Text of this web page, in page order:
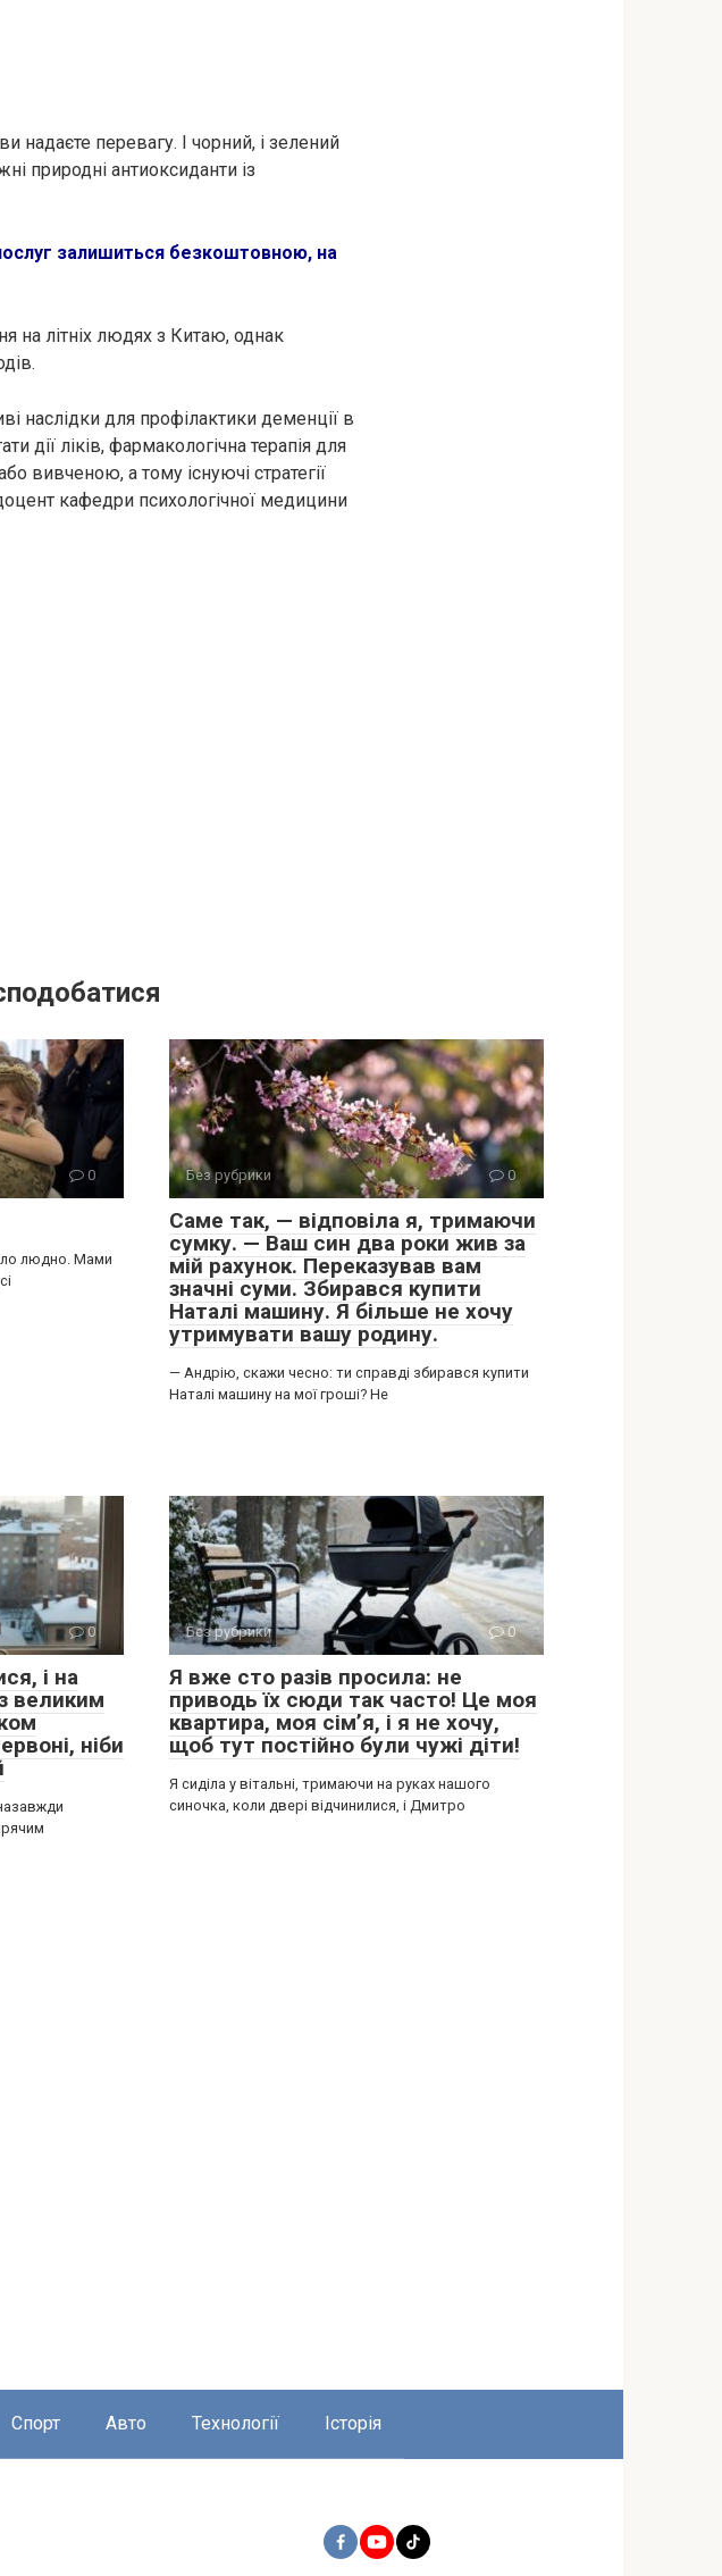
надаєте перевагу. І чорний, і зелений
природні антиоксиданти із
залишиться безкоштовною, на
на літніх людях з Китаю, однак
наслідки для профілактики деменції в
дії ліків, фармакологічна терапія для
вивченою, а тому існуючі стратегії
кафедри психологічної медицини
0
людно. Мами
Без рубрики 0
Саме так, — відповіла я, тримаючи
сумку. — Ваш син два роки жив за
мій рахунок. Переказував вам
значні суми. Збирався купити
Наталі машину. Я більше не хочу
утримувати вашу родину.
— Андрію, скажи чесно: ти справді збирався купити
Наталі машину на мої гроші? Не
0
і на
великим
ніби
Без рубрики 0
Я вже сто разів просила: не
приводь їх сюди так часто! Це моя
квартира, моя сім’я, і я не хочу,
щоб тут постійно були чужі діти!
Я сиділа у вітальні, тримаючи на руках нашого
синочка, коли двері відчинилися, і Дмитро
Спорт Авто Технології Історія